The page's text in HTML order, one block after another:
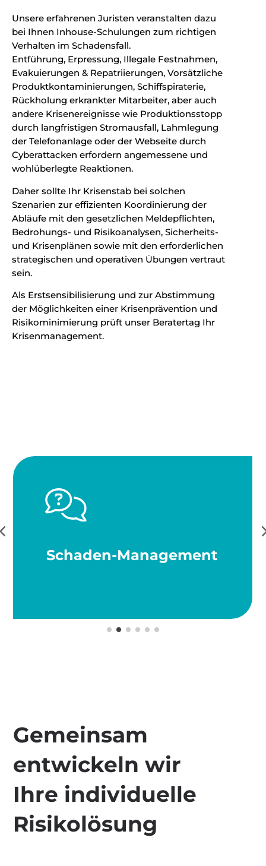
Unsere erfahrenen Juristen veranstalten dazu
bei Ihnen Inhouse-Schulungen zum richtigen
Verhalten im Schadensfall.
Entführung, Erpressung, Illegale Festnahmen,
Evakuierungen & Repatriierungen, Vorsätzliche
Produktkontaminierungen, Schiffspiraterie,
Rückholung erkrankter Mitarbeiter, aber auch
andere Krisenereignisse wie Produktionsstopp
durch langfristigen Stromausfall, Lahmlegung
der Telefonanlage oder der Webseite durch
Cyberattacken erfordern angemessene und
wohlüberlegte Reaktionen.
Daher sollte Ihr Krisenstab bei solchen
Szenarien zur effizienten Koordinierung der
Abläufe mit den gesetzlichen Meldepflichten,
Bedrohungs- und Risikoanalysen, Sicherheits-
und Krisenplänen sowie mit den erforderlichen
strategischen und operativen Übungen vertraut
sein.
Als Erstsensibilisierung und zur Abstimmung
der Möglichkeiten einer Krisenprävention und
Risikominimierung prüft unser Beratertag Ihr
Krisenmanagement.
Schaden-Management
Gemeinsam
entwickeln wir
Ihre individuelle
Risikolösung